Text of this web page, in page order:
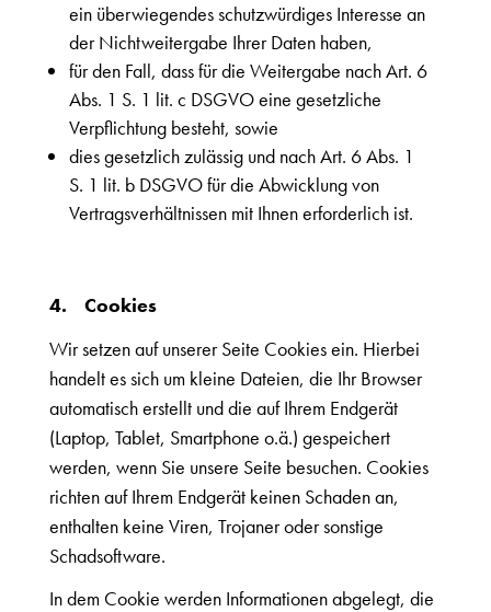
ein überwiegendes schutzwürdiges Interesse an
der Nichtweitergabe Ihrer Daten haben,
für den Fall, dass für die Weitergabe nach Art. 6
Abs. 1 S. 1 lit. c DSGVO eine gesetzliche
Verpflichtung besteht, sowie
dies gesetzlich zulässig und nach Art. 6 Abs. 1
S. 1 lit. b DSGVO für die Abwicklung von
Vertragsverhältnissen mit Ihnen erforderlich ist.
4. Cookies
Wir setzen auf unserer Seite Cookies ein. Hierbei
handelt es sich um kleine Dateien, die Ihr Browser
automatisch erstellt und die auf Ihrem Endgerät
(Laptop, Tablet, Smartphone o.ä.) gespeichert
werden, wenn Sie unsere Seite besuchen. Cookies
richten auf Ihrem Endgerät keinen Schaden an,
enthalten keine Viren, Trojaner oder sonstige
Schadsoftware.
In dem Cookie werden Informationen abgelegt, die